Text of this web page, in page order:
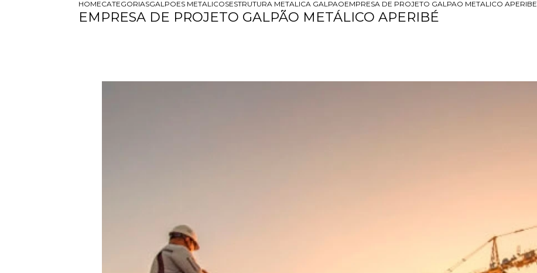
HOMECATEGORIASGALPOES METALICOSESTRUTURA METALICA GALPAOEMPRESA DE PROJETO GALPAO METALICO APERIBE
EMPRESA DE PROJETO GALPÃO METÁLICO APERIBÉ